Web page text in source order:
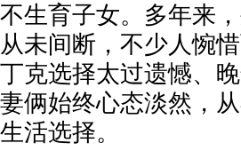
不生育子女。多年来
从未间断，不少人惋
丁克选择太过遗憾、
妻俩始终心态淡然，
生活选择。